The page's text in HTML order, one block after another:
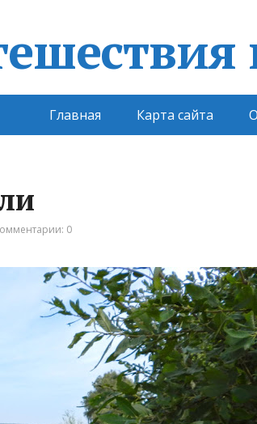
Главная Карта сайта
0